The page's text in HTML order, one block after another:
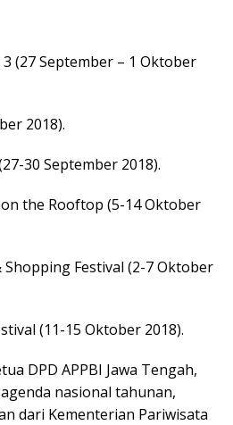
(27 September – 1 Oktober
2018).
30 September 2018).
the Rooftop (5-14 Oktober
Shopping Festival (2-7 Oktober
(11-15 Oktober 2018).
DPD APPBI Jawa Tengah,
nasional tahunan,
dari Kementerian Pariwisata